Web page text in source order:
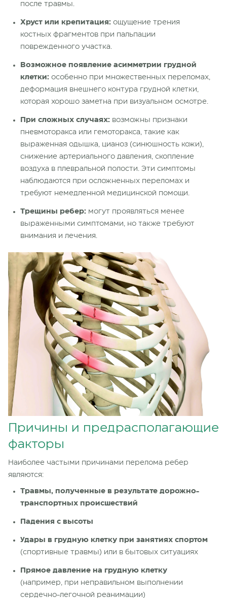
после травмы.
Хруст или крепитация: ощущение трения
костных фрагментов при пальпации
поврежденного участка.
Возможное появление асимметрии грудной
клетки: особенно при множественных переломах,
деформация внешнего контура грудной клетки,
которая хорошо заметна при визуальном осмотре.
При сложных случаях: возможны признаки
пневмоторакса или гемоторакса, такие как
выраженная одышка, цианоз (синюшность кожи),
снижение артериального давления, скопление
воздуха в плевральной полости. Эти симптомы
наблюдаются при осложненных переломах и
требуют немедленной медицинской помощи.
Трещины ребер: могут проявляться менее
выраженными симптомами, но также требуют
внимания и лечения.
Причины и предрасполагающие
факторы
Наиболее частыми причинами перелома ребер
являются:
Травмы, полученные в результате дорожно-
транспортных происшествий
Падения с высоты
Удары в грудную клетку при занятиях спортом
(спортивные травмы) или в бытовых ситуациях
Прямое давление на грудную клетку
(например, при неправильном выполнении
сердечно-легочной реанимации)